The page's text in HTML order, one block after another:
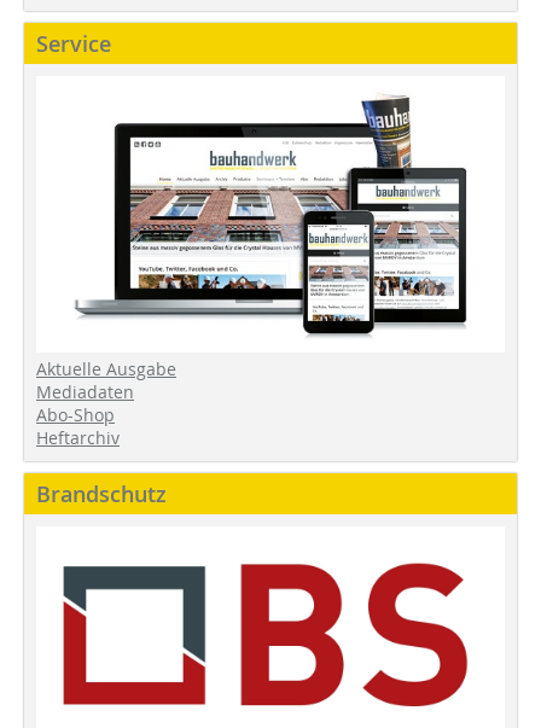
Service
Aktuelle Ausgabe
Mediadaten
Abo-Shop
Heftarchiv
Brandschutz